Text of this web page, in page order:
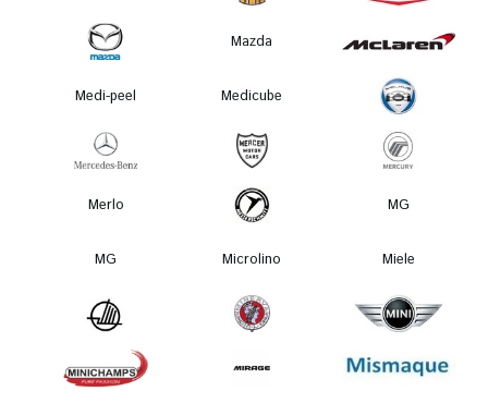
Mazda
Medi-peel Medicube
Merlo MG
MG Microlino Miele